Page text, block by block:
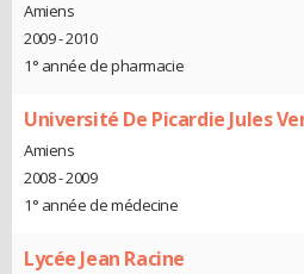
Amiens
2009 - 2010
1° année de pharmacie
Université De Picardie Jules
Amiens
2008 - 2009
1° année de médecine
Lycée Jean Racine